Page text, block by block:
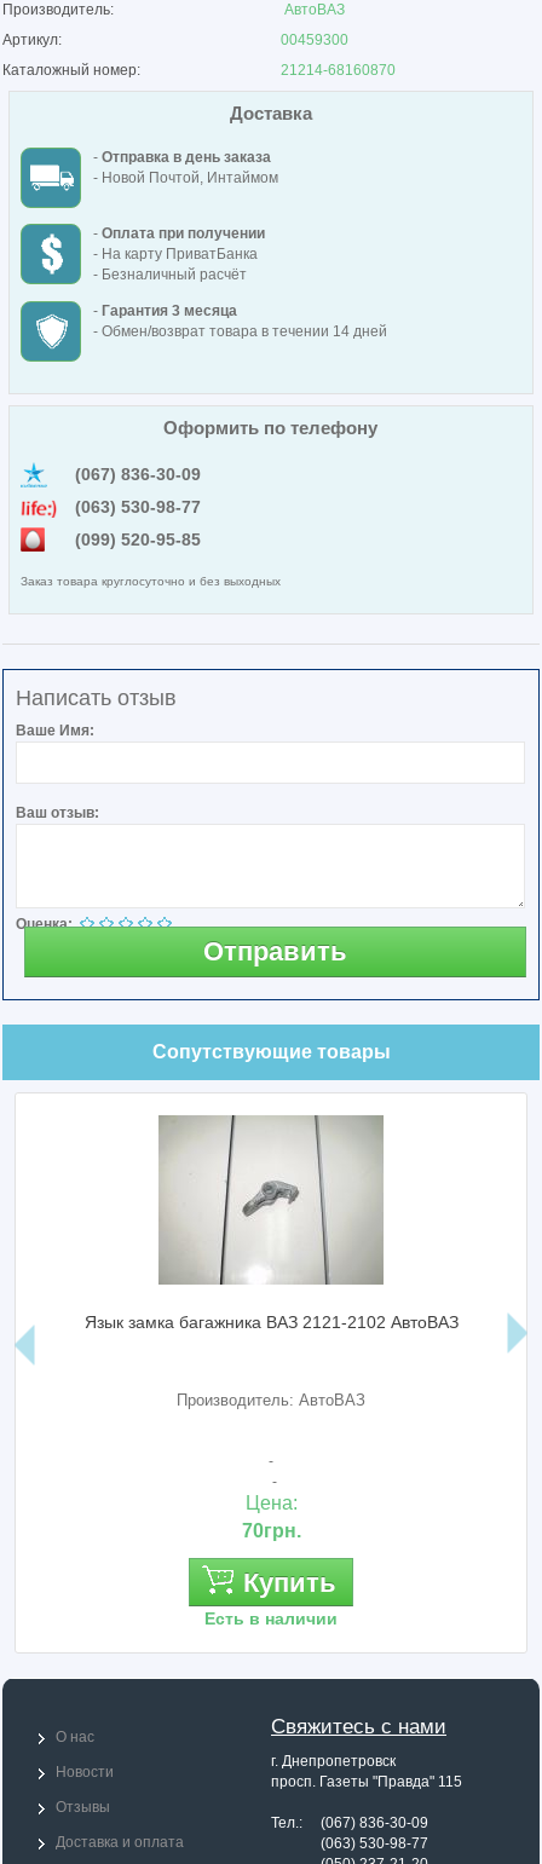
Производитель:
АвтоВАЗ
Артикул:
00459300
Каталожный номер:
21214-68160870
Доставка
- Отправка в день заказа
- Новой Почтой, Интаймом
- Оплата при получении
- На карту ПриватБанка
- Безналичный расчёт
- Гарантия 3 месяца
- Обмен/возврат товара в течении 14 дней
Оформить по телефону
(067) 836-30-09
(063) 530-98-77
(099) 520-95-85
Заказ товара круглосуточно и без выходных
Написать отзыв
Ваше Имя:
Ваш отзыв:
Оценка:
Отправить
Сопутствующие товары
Язык замка багажника ВАЗ 2121-2102 АвтоВАЗ
Производитель: АвтоВАЗ
-
-
Цена:
70грн.
Купить
Есть в наличии
Свяжитесь с нами
г. Днепропетровск
просп. Газеты "Правда" 115
Тел.: (067) 836-30-09
(063) 530-98-77
О нас
Новости
Отзывы
Доставка и оплата